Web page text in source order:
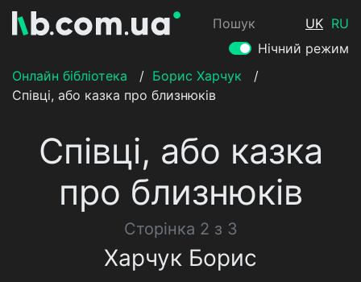
Пошук UK RU
Нічний режим
Онлайн бібліотека
/ Борис Харчук
/
Співці, або казка про близнюків
Співці, або казка
про близнюків
Сторінка 2 з 3
Харчук Борис